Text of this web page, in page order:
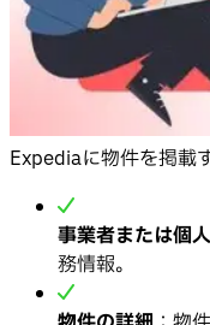
Expediaに物件を掲載
事業者または個
務情報。